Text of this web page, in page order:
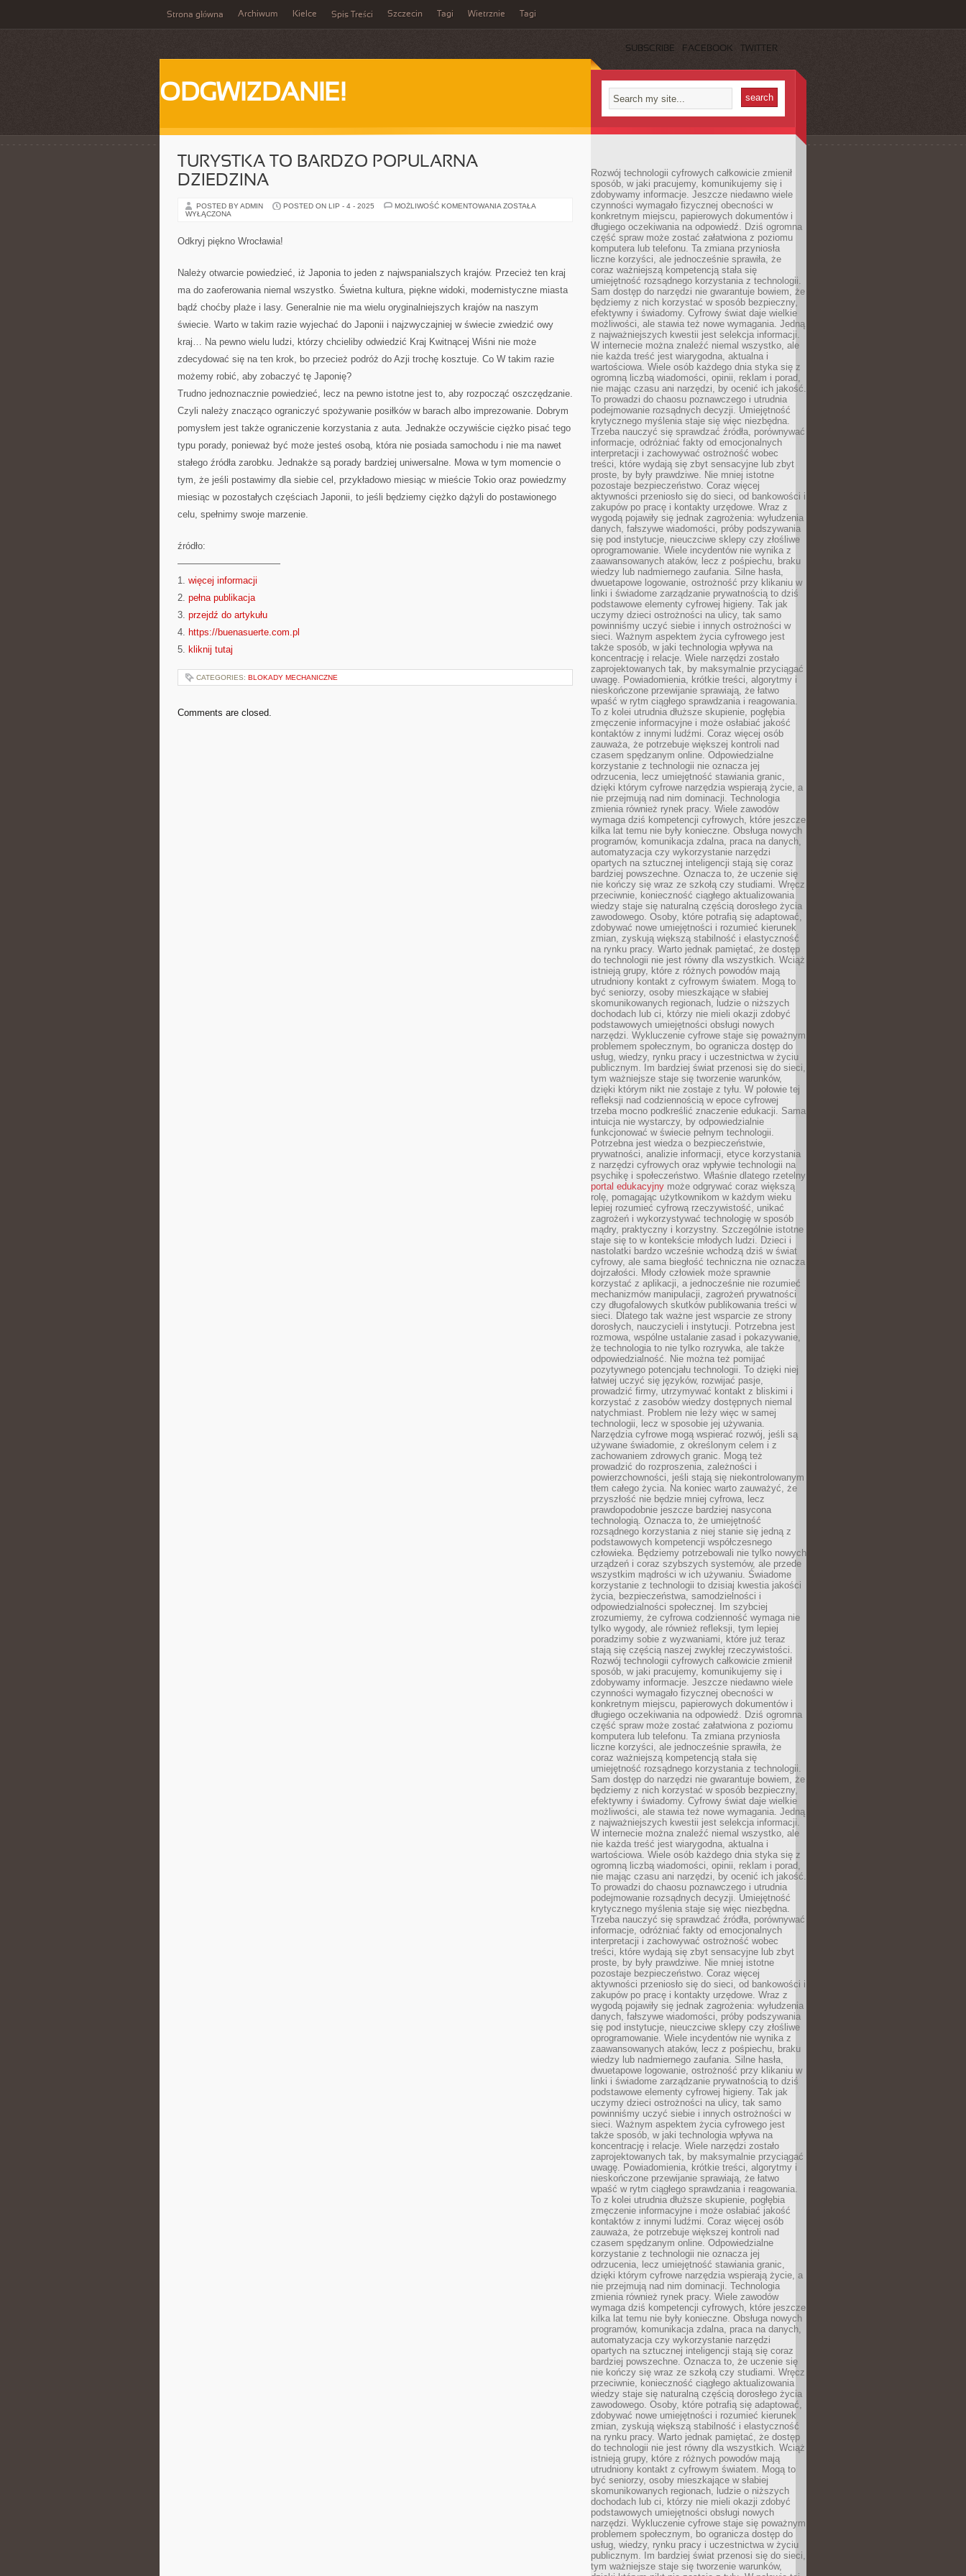
Strona główna Archiwum Kielce Spis Treści Szczecin Tagi Wietrznie Tagi
SUBSCRIBE FACEBOOK TWITTER
ODGWIZDANIE!
TURYSTKA TO BARDZO POPULARNA
DZIEDZINA
POSTED BY ADMIN POSTED ON LIP - 4 - 2025 MOŻLIWOŚĆ KOMENTOWANIA TURYSTKA
ZOSTAŁA
WYŁĄCZONA
Odkryj piękno Wrocławia!
Należy otwarcie powiedzieć, iż Japonia to jeden z najwspanialszych krajów. Przecież ten kraj
ma do zaoferowania niemal wszystko. Świetna kultura, piękne widoki, modernistyczne miasta
bądź choćby plaże i lasy. Generalnie nie ma wielu oryginalniejszych krajów na naszym
świecie. Warto w takim razie wyjechać do Japonii i najzwyczajniej w świecie zwiedzić owy
kraj… Na pewno wielu ludzi, którzy chcieliby odwiedzić Kraj Kwitnącej Wiśni nie może
zdecydować się na ten krok, bo przecież podróż do Azji trochę kosztuje. Co W takim razie
możemy robić, aby zobaczyć tę Japonię?
Trudno jednoznacznie powiedzieć, lecz na pewno istotne jest to, aby rozpocząć oszczędzanie.
Czyli należy znacząco ograniczyć spożywanie posiłków w barach albo imprezowanie. Dobrym
pomysłem jest także ograniczenie korzystania z auta. Jednakże oczywiście ciężko pisać tego
typu porady, ponieważ być może jesteś osobą, która nie posiada samochodu i nie ma nawet
stałego źródła zarobku. Jednakże są porady bardziej uniwersalne. Mowa w tym momencie o
tym, że jeśli postawimy dla siebie cel, przykładowo miesiąc w mieście Tokio oraz powiedzmy
miesiąc w pozostałych częściach Japonii, to jeśli będziemy ciężko dążyli do postawionego
celu, spełnimy swoje marzenie.
źródło:
———————————
1. więcej informacji
2. pełna publikacja
3. przejdź do artykułu
4. https://buenasuerte.com.pl
5. kliknij tutaj
CATEGORIES: BLOKADY MECHANICZNE
Comments are closed.
Rozwój technologii cyfrowych całkowicie zmienił
sposób, w jaki pracujemy, komunikujemy się i
zdobywamy informacje. Jeszcze niedawno wiele
czynności wymagało fizycznej obecności w
konkretnym miejscu, papierowych dokumentów i
długiego oczekiwania na odpowiedź. Dziś ogromna
część spraw może zostać załatwiona z poziomu
komputera lub telefonu. Ta zmiana przyniosła
liczne korzyści, ale jednocześnie sprawiła, że
coraz ważniejszą kompetencją stała się
umiejętność rozsądnego korzystania z technologii.
Sam dostęp do narzędzi nie gwarantuje bowiem, że
będziemy z nich korzystać w sposób bezpieczny,
efektywny i świadomy. Cyfrowy świat daje wielkie
możliwości, ale stawia też nowe wymagania. Jedną
z najważniejszych kwestii jest selekcja informacji.
W internecie można znaleźć niemal wszystko, ale
nie każda treść jest wiarygodna, aktualna i
wartościowa. Wiele osób każdego dnia styka się z
ogromną liczbą wiadomości, opinii, reklam i porad,
nie mając czasu ani narzędzi, by ocenić ich jakość.
To prowadzi do chaosu poznawczego i utrudnia
podejmowanie rozsądnych decyzji. Umiejętność
krytycznego myślenia staje się więc niezbędna.
Trzeba nauczyć się sprawdzać źródła, porównywać
informacje, odróżniać fakty od emocjonalnych
interpretacji i zachowywać ostrożność wobec
treści, które wydają się zbyt sensacyjne lub zbyt
proste, by były prawdziwe. Nie mniej istotne
pozostaje bezpieczeństwo. Coraz więcej
aktywności przeniosło się do sieci, od bankowości i
zakupów po pracę i kontakty urzędowe. Wraz z
wygodą pojawiły się jednak zagrożenia: wyłudzenia
danych, fałszywe wiadomości, próby podszywania
się pod instytucje, nieuczciwe sklepy czy złośliwe
oprogramowanie. Wiele incydentów nie wynika z
zaawansowanych ataków, lecz z pośpiechu, braku
wiedzy lub nadmiernego zaufania. Silne hasła,
dwuetapowe logowanie, ostrożność przy klikaniu w
linki i świadome zarządzanie prywatnością to dziś
podstawowe elementy cyfrowej higieny. Tak jak
uczymy dzieci ostrożności na ulicy, tak samo
powinniśmy uczyć siebie i innych ostrożności w
sieci. Ważnym aspektem życia cyfrowego jest
także sposób, w jaki technologia wpływa na
koncentrację i relacje. Wiele narzędzi zostało
zaprojektowanych tak, by maksymalnie przyciągać
uwagę. Powiadomienia, krótkie treści, algorytmy i
nieskończone przewijanie sprawiają, że łatwo
wpaść w rytm ciągłego sprawdzania i reagowania.
To z kolei utrudnia dłuższe skupienie, pogłębia
zmęczenie informacyjne i może osłabiać jakość
kontaktów z innymi ludźmi. Coraz więcej osób
zauważa, że potrzebuje większej kontroli nad
czasem spędzanym online. Odpowiedzialne
korzystanie z technologii nie oznacza jej
odrzucenia, lecz umiejętność stawiania granic,
dzięki którym cyfrowe narzędzia wspierają życie, a
nie przejmują nad nim dominacji. Technologia
zmienia również rynek pracy. Wiele zawodów
wymaga dziś kompetencji cyfrowych, które jeszcze
kilka lat temu nie były konieczne. Obsługa nowych
programów, komunikacja zdalna, praca na danych,
automatyzacja czy wykorzystanie narzędzi
opartych na sztucznej inteligencji stają się coraz
bardziej powszechne. Oznacza to, że uczenie się
nie kończy się wraz ze szkołą czy studiami. Wręcz
przeciwnie, konieczność ciągłego aktualizowania
wiedzy staje się naturalną częścią dorosłego życia
zawodowego. Osoby, które potrafią się adaptować,
zdobywać nowe umiejętności i rozumieć kierunek
zmian, zyskują większą stabilność i elastyczność
na rynku pracy. Warto jednak pamiętać, że dostęp
do technologii nie jest równy dla wszystkich. Wciąż
istnieją grupy, które z różnych powodów mają
utrudniony kontakt z cyfrowym światem. Mogą to
być seniorzy, osoby mieszkające w słabiej
skomunikowanych regionach, ludzie o niższych
dochodach lub ci, którzy nie mieli okazji zdobyć
podstawowych umiejętności obsługi nowych
narzędzi. Wykluczenie cyfrowe staje się poważnym
problemem społecznym, bo ogranicza dostęp do
usług, wiedzy, rynku pracy i uczestnictwa w życiu
publicznym. Im bardziej świat przenosi się do sieci,
tym ważniejsze staje się tworzenie warunków,
dzięki którym nikt nie zostaje z tyłu. W połowie tej
refleksji nad codziennością w epoce cyfrowej
trzeba mocno podkreślić znaczenie edukacji. Sama
intuicja nie wystarczy, by odpowiedzialnie
funkcjonować w świecie pełnym technologii.
Potrzebna jest wiedza o bezpieczeństwie,
prywatności, analizie informacji, etyce korzystania
z narzędzi cyfrowych oraz wpływie technologii na
psychikę i społeczeństwo. Właśnie dlatego rzetelny
portal edukacyjny może odgrywać coraz większą
rolę, pomagając użytkownikom w każdym wieku
lepiej rozumieć cyfrową rzeczywistość, unikać
zagrożeń i wykorzystywać technologię w sposób
mądry, praktyczny i korzystny. Szczególnie istotne
staje się to w kontekście młodych ludzi. Dzieci i
nastolatki bardzo wcześnie wchodzą dziś w świat
cyfrowy, ale sama biegłość techniczna nie oznacza
dojrzałości. Młody człowiek może sprawnie
korzystać z aplikacji, a jednocześnie nie rozumieć
mechanizmów manipulacji, zagrożeń prywatności
czy długofalowych skutków publikowania treści w
sieci. Dlatego tak ważne jest wsparcie ze strony
dorosłych, nauczycieli i instytucji. Potrzebna jest
rozmowa, wspólne ustalanie zasad i pokazywanie,
że technologia to nie tylko rozrywka, ale także
odpowiedzialność. Nie można też pomijać
pozytywnego potencjału technologii. To dzięki niej
łatwiej uczyć się języków, rozwijać pasje,
prowadzić firmy, utrzymywać kontakt z bliskimi i
korzystać z zasobów wiedzy dostępnych niemal
natychmiast. Problem nie leży więc w samej
technologii, lecz w sposobie jej używania.
Narzędzia cyfrowe mogą wspierać rozwój, jeśli są
używane świadomie, z określonym celem i z
zachowaniem zdrowych granic. Mogą też
prowadzić do rozproszenia, zależności i
powierzchowności, jeśli stają się niekontrolowanym
tłem całego życia. Na koniec warto zauważyć, że
przyszłość nie będzie mniej cyfrowa, lecz
prawdopodobnie jeszcze bardziej nasycona
technologią. Oznacza to, że umiejętność
rozsądnego korzystania z niej stanie się jedną z
podstawowych kompetencji współczesnego
człowieka. Będziemy potrzebowali nie tylko nowych
urządzeń i coraz szybszych systemów, ale przede
wszystkim mądrości w ich używaniu. Świadome
korzystanie z technologii to dzisiaj kwestia jakości
życia, bezpieczeństwa, samodzielności i
odpowiedzialności społecznej. Im szybciej
zrozumiemy, że cyfrowa codzienność wymaga nie
tylko wygody, ale również refleksji, tym lepiej
poradzimy sobie z wyzwaniami, które już teraz
stają się częścią naszej zwykłej rzeczywistości.
Rozwój technologii cyfrowych całkowicie zmienił
sposób, w jaki pracujemy, komunikujemy się i
zdobywamy informacje. Jeszcze niedawno wiele
czynności wymagało fizycznej obecności w
konkretnym miejscu, papierowych dokumentów i
długiego oczekiwania na odpowiedź. Dziś ogromna
część spraw może zostać załatwiona z poziomu
komputera lub telefonu. Ta zmiana przyniosła
liczne korzyści, ale jednocześnie sprawiła, że
coraz ważniejszą kompetencją stała się
umiejętność rozsądnego korzystania z technologii.
Sam dostęp do narzędzi nie gwarantuje bowiem, że
będziemy z nich korzystać w sposób bezpieczny,
efektywny i świadomy. Cyfrowy świat daje wielkie
możliwości, ale stawia też nowe wymagania. Jedną
z najważniejszych kwestii jest selekcja informacji.
W internecie można znaleźć niemal wszystko, ale
nie każda treść jest wiarygodna, aktualna i
wartościowa. Wiele osób każdego dnia styka się z
ogromną liczbą wiadomości, opinii, reklam i porad,
nie mając czasu ani narzędzi, by ocenić ich jakość.
To prowadzi do chaosu poznawczego i utrudnia
podejmowanie rozsądnych decyzji. Umiejętność
krytycznego myślenia staje się więc niezbędna.
Trzeba nauczyć się sprawdzać źródła, porównywać
informacje, odróżniać fakty od emocjonalnych
interpretacji i zachowywać ostrożność wobec
treści, które wydają się zbyt sensacyjne lub zbyt
proste, by były prawdziwe. Nie mniej istotne
pozostaje bezpieczeństwo. Coraz więcej
aktywności przeniosło się do sieci, od bankowości i
zakupów po pracę i kontakty urzędowe. Wraz z
wygodą pojawiły się jednak zagrożenia: wyłudzenia
danych, fałszywe wiadomości, próby podszywania
się pod instytucje, nieuczciwe sklepy czy złośliwe
oprogramowanie. Wiele incydentów nie wynika z
zaawansowanych ataków, lecz z pośpiechu, braku
wiedzy lub nadmiernego zaufania. Silne hasła,
dwuetapowe logowanie, ostrożność przy klikaniu w
linki i świadome zarządzanie prywatnością to dziś
podstawowe elementy cyfrowej higieny. Tak jak
uczymy dzieci ostrożności na ulicy, tak samo
powinniśmy uczyć siebie i innych ostrożności w
sieci. Ważnym aspektem życia cyfrowego jest
także sposób, w jaki technologia wpływa na
koncentrację i relacje. Wiele narzędzi zostało
zaprojektowanych tak, by maksymalnie przyciągać
uwagę. Powiadomienia, krótkie treści, algorytmy i
nieskończone przewijanie sprawiają, że łatwo
wpaść w rytm ciągłego sprawdzania i reagowania.
To z kolei utrudnia dłuższe skupienie, pogłębia
zmęczenie informacyjne i może osłabiać jakość
kontaktów z innymi ludźmi. Coraz więcej osób
zauważa, że potrzebuje większej kontroli nad
czasem spędzanym online. Odpowiedzialne
korzystanie z technologii nie oznacza jej
odrzucenia, lecz umiejętność stawiania granic,
dzięki którym cyfrowe narzędzia wspierają życie, a
nie przejmują nad nim dominacji. Technologia
zmienia również rynek pracy. Wiele zawodów
wymaga dziś kompetencji cyfrowych, które jeszcze
kilka lat temu nie były konieczne. Obsługa nowych
programów, komunikacja zdalna, praca na danych,
automatyzacja czy wykorzystanie narzędzi
opartych na sztucznej inteligencji stają się coraz
bardziej powszechne. Oznacza to, że uczenie się
nie kończy się wraz ze szkołą czy studiami. Wręcz
przeciwnie, konieczność ciągłego aktualizowania
wiedzy staje się naturalną częścią dorosłego życia
zawodowego. Osoby, które potrafią się adaptować,
zdobywać nowe umiejętności i rozumieć kierunek
zmian, zyskują większą stabilność i elastyczność
na rynku pracy. Warto jednak pamiętać, że dostęp
do technologii nie jest równy dla wszystkich. Wciąż
istnieją grupy, które z różnych powodów mają
utrudniony kontakt z cyfrowym światem. Mogą to
być seniorzy, osoby mieszkające w słabiej
skomunikowanych regionach, ludzie o niższych
dochodach lub ci, którzy nie mieli okazji zdobyć
podstawowych umiejętności obsługi nowych
narzędzi. Wykluczenie cyfrowe staje się poważnym
problemem społecznym, bo ogranicza dostęp do
usług, wiedzy, rynku pracy i uczestnictwa w życiu
publicznym. Im bardziej świat przenosi się do sieci,
tym ważniejsze staje się tworzenie warunków,